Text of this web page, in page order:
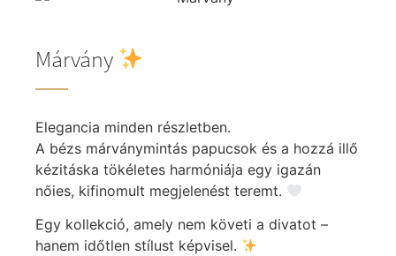
Márvány
Elegancia minden részletben.
A bézs márványmintás papucsok és a hozzá illő
kézitáska tökéletes harmóniája egy igazán
nőies, kifinomult megjelenést teremt.
Egy kollekció, amely nem követi a divatot –
hanem időtlen stílust képvisel.